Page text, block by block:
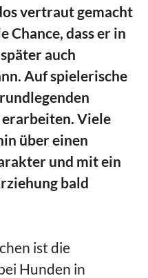
vertraut gemacht
Chance, dass er in
auch
Auf spielerische
erarbeiten. Viele
über einen
und mit ein
bald
ist die
Hunden in